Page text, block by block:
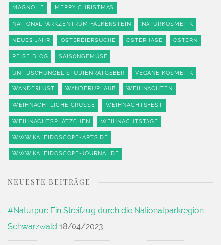
MAGNOLIE MERRY CHRISTMAS
NATIONALPARKZENTRUM FALKENSTEIN NATURKOSMETIK
NEUES JAHR OSTEREIERSUCHE OSTERHASE OSTERN
REISE BLOG SAISONGEMÜSE
UNI-DSCHUNGEL STUDIENRATGEBER VEGANE KOSMETIK
WANDERLUST WANDERURLAUB WEIHNACHTEN
WEIHNACHTLICHE GRÜSSE WEIHNACHTSFEST
WEIHNACHTSPLÄTZCHEN WEIHNACHTSTAGE
WWW.KALEIDOSCOPE-ARTS.DE
WWW.KALEIDOSCOPE-JOURNAL.DE
NEUESTE BEITRÄGE
#Naturpur: Ein Streifzug durch die Nationalparkregion
Schwarzwald 18/04/2023